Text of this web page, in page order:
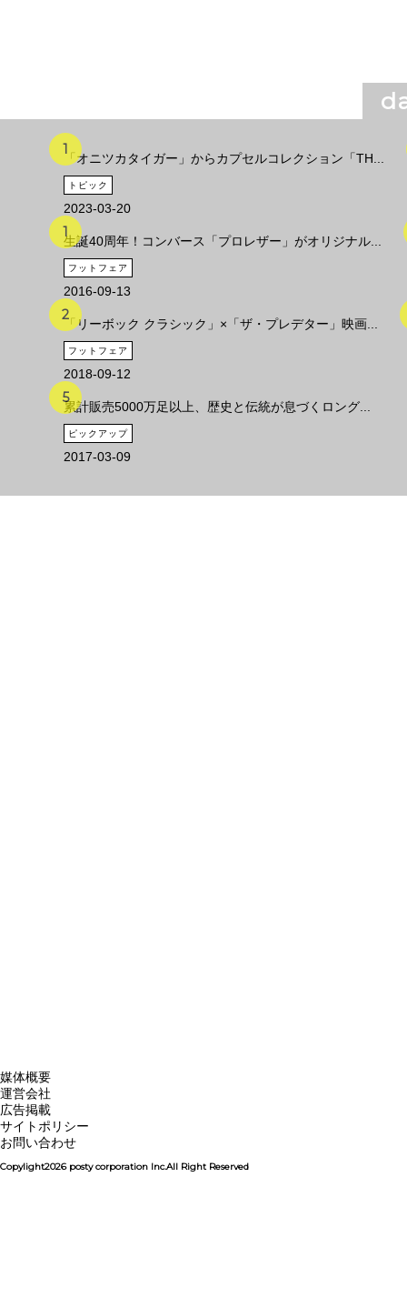
「オニツカタイガー」からカプセルコレクション「TH...
トピック
2023-03-20
生誕40周年！コンバース「プロレザー」がオリジナル...
フットフェア
2016-09-13
「リーボック クラシック」×「ザ・プレデター」映画...
フットフェア
2018-09-12
累計販売5000万足以上、歴史と伝統が息づくロング...
ピックアップ
2017-03-09
媒体概要
運営会社
広告掲載
サイトポリシー
お問い合わせ
Copylight2026 posty corporation Inc.All Right Reserved